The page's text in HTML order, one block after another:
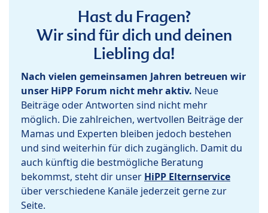
Hast du Fragen?
Wir sind für dich und deinen
Liebling da!
Nach vielen gemeinsamen Jahren betreuen wir
unser HiPP Forum nicht mehr aktiv. Neue
Beiträge oder Antworten sind nicht mehr
möglich. Die zahlreichen, wertvollen Beiträge der
Mamas und Experten bleiben jedoch bestehen
und sind weiterhin für dich zugänglich. Damit du
auch künftig die bestmögliche Beratung
bekommst, steht dir unser HiPP Elternservice
über verschiedene Kanäle jederzeit gerne zur
Seite.